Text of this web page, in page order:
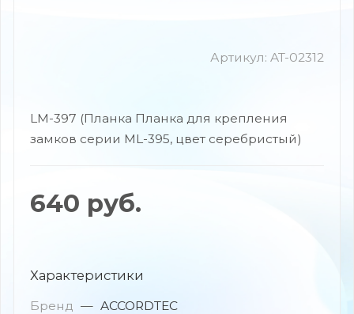
Артикул: AT-02312
LM-397 (Планка Планка для крепления
замков серии ML-395, цвет серебристый)
640 руб.
Характеристики
Бренд — ACCORDTEC